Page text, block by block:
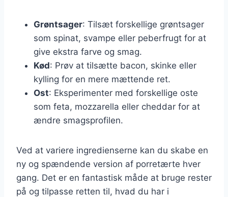
Grøntsager: Tilsæt forskellige grøntsager
som spinat, svampe eller peberfrugt for at
give ekstra farve og smag.
Kød: Prøv at tilsætte bacon, skinke eller
kylling for en mere mættende ret.
Ost: Eksperimenter med forskellige oste
som feta, mozzarella eller cheddar for at
ændre smagsprofilen.
Ved at variere ingredienserne kan du skabe en
ny og spændende version af porretærte hver
gang. Det er en fantastisk måde at bruge rester
på og tilpasse retten til, hvad du har i